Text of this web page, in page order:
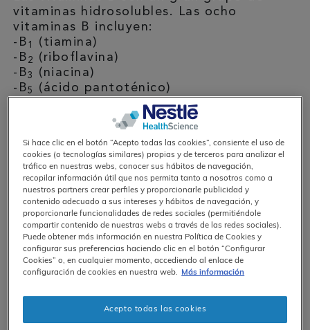
vitaminas hidrosolubles. Las ocho
vitaminas B incluyen:
-B 1
(tiamina)
-B 2
(riboflavina)
-B3
(niacina)
-B5
(ácido pantoténico)
-B12(cobalamina)
Estos micronutrientes desempeñan
muchas funciones en nuestro organismo,
desde contribuir a una función psicológica
normal (B
, B
, Biotina, Tiamina, Niacina,
Ácido pantoténico, Folato) hasta ayudar
a la formación de glóbulos rojos (B12, B
Folato) y a su mantenimiento
(Riboflavina).1Pero una de sus funciones
metabolismo energético normal (B
Biotina, Tiamina, Niacina, Ácido
Si hace clic en el botón “Acepto todas las cookies”, consiente el uso de
cookies (o tecnologías similares) propias y de terceros para analizar el
tráfico en nuestras webs, conocer sus hábitos de navegación,
recopilar información útil que nos permita tanto a nosotros como a
nuestros partners crear perfiles y proporcionarle publicidad y
contenido adecuado a sus intereses y hábitos de navegación, y
proporcionarle funcionalidades de redes sociales (permitiéndole
compartir contenido de nuestras webs a través de las redes sociales).
Puede obtener más información en nuestra Política de Cookies y
configurar sus preferencias haciendo clic en el botón “Configurar
Cookies” o, en cualquier momento, accediendo al enlace de
configuración de cookies en nuestra web.
Más información
Acepto todas las cookies